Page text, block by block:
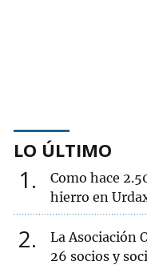
LO ÚLTIMO
1
Como hace
hierro en
2
La Asociación
26 socios y